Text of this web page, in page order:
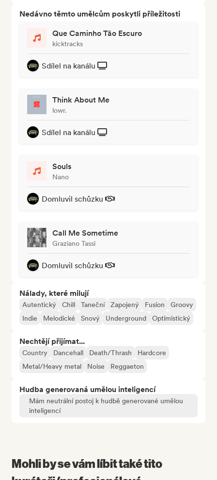
Nedávno těmto umělcům poskytli příležitosti
Que Caminho Tão Escuro
kicktracks
Sdílel na kanálu
Think About Me
lowr.
Sdílel na kanálu
Souls
Nano
Domluvil schůzku
Call Me Sometime
Graziano Tassi
Domluvil schůzku
Nálady, které milují
Autentický Chill Taneční Zapojený Fusion
Groovy
Indie
Melodické Snový Underground Optimistický
Nechtějí přijímat...
Country Dancehall Death/Thrash
Hardcore
Metal/Heavy metal
Noise Reggaeton
Hudba generovaná umělou inteligencí
Mám neutrální postoj k hudbě generované umělou
inteligencí
Mohli by se vám líbit také tito